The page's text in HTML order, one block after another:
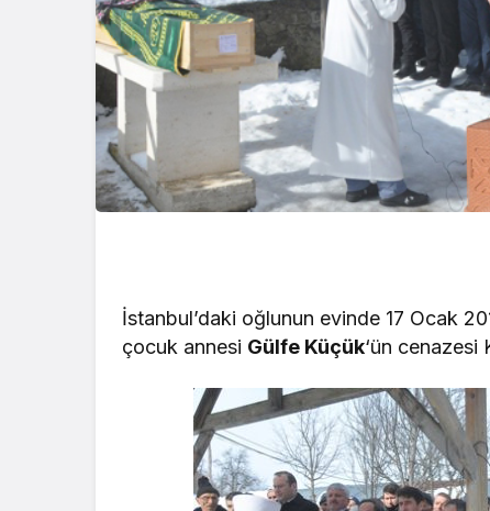
İstanbul’daki oğlunun evinde 17 Ocak
çocuk annesi Gülfe Küçük‘ün cenazesi